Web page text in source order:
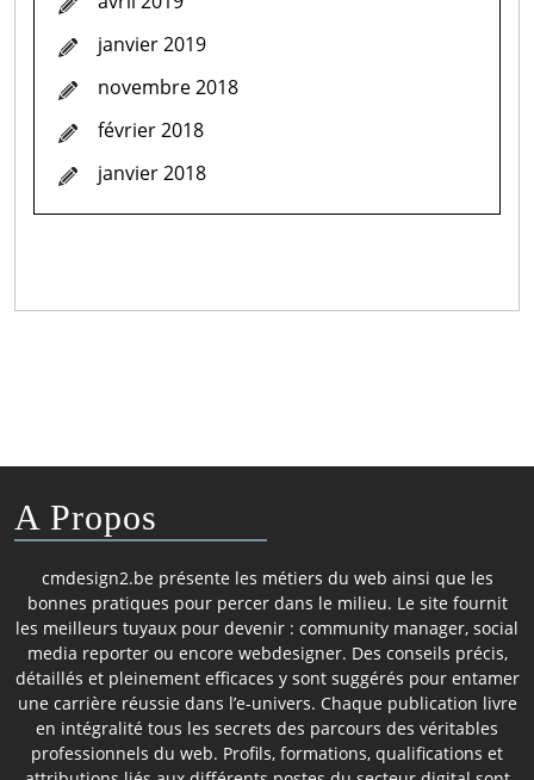
janvier 2019
novembre 2018
février 2018
janvier 2018
A Propos
cmdesign2.be présente les métiers du web ainsi que les
bonnes pratiques pour percer dans le milieu. Le site fournit
les meilleurs tuyaux pour devenir : community manager, social
media reporter ou encore webdesigner. Des conseils précis,
détaillés et pleinement efficaces y sont suggérés pour entamer
une carrière réussie dans l’e-univers. Chaque publication livre
en intégralité tous les secrets des parcours des véritables
professionnels du web. Profils, formations, qualifications et